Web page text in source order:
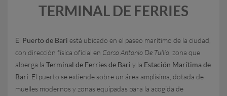
TERMINAL DE FERRIES
El Puerto de Bari está ubicado en el paseo marítimo de la ciudad,
con dirección física oficial en Corso Antonio De Tullio , zona que
alberga la Terminal de Ferries de Bari y la Estación Marítima de
Bari . El puerto se extiende sobre un área amplísima, dotada de
muelles modernos y zonas equipadas para la acogida de